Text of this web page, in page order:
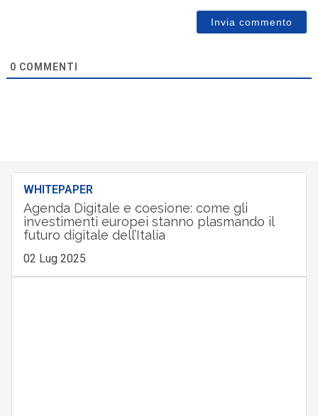
0 COMMENTI
WHITEPAPER
Agenda Digitale e coesione: come gli
investimenti europei stanno plasmando il
futuro digitale dell’Italia
02 Lug 2025